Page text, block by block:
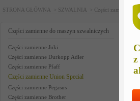
z
STRONA GŁÓWNA > SZWALNIA > Części zamienne
Części zamienne do maszyn szwalniczych
Części zamienne Juki
Części zamienne Durkopp Adler
Części zamienne Pfaff
Części zamienne Union Special
Części zamienne Pegasus
Części zamienne Brother